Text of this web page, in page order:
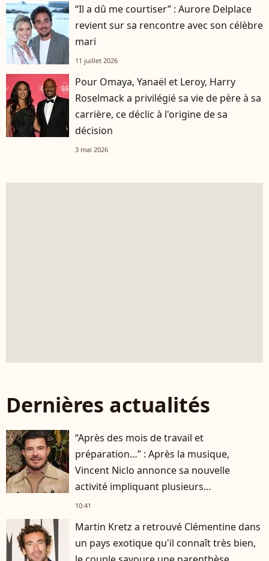
“Il a dû me courtiser” : Aurore Delplace
revient sur sa rencontre avec son célèbre
mari
11 juillet 2026
Pour Omaya, Yanaël et Leroy, Harry
Roselmack a privilégié sa vie de père à sa
carrière, ce déclic à l'origine de sa
décision
3 mai 2026
Dernières actualités
“Après des mois de travail et
préparation…” : Après la musique,
Vincent Niclo annonce sa nouvelle
activité impliquant plusieurs
personnalités
10:41
Martin Kretz a retrouvé Clémentine dans
un pays exotique qu'il connaît très bien,